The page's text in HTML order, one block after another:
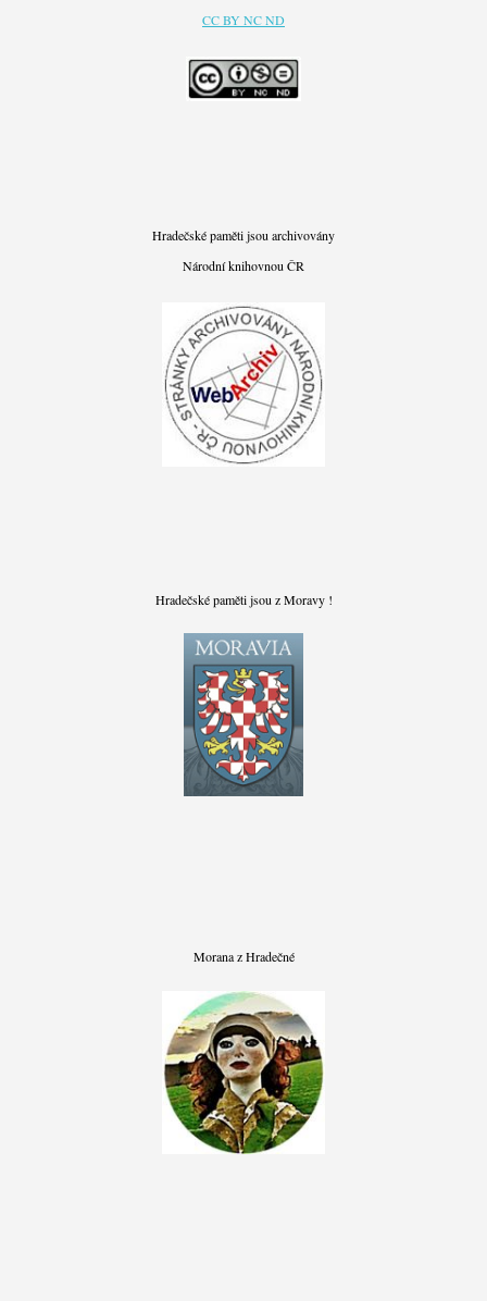
CC BY NC ND
Hradečské paměti jsou archivovány
Národní knihovnou ČR
Hradečské paměti jsou z Moravy !
Morana z Hradečné